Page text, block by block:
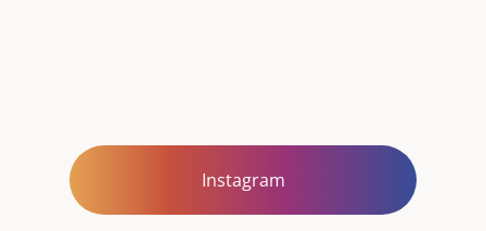
Instagram